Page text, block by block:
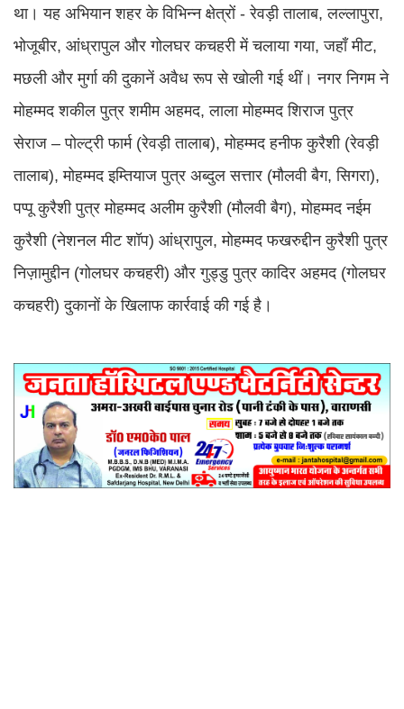
था। यह अभियान शहर के विभिन्न क्षेत्रों - रेवड़ी तालाब, लल्लापुरा,
भोजूबीर, आंध्रापुल और गोलघर कचहरी में चलाया गया, जहाँ मीट,
मछली और मुर्गा की दुकानें अवैध रूप से खोली गई थीं। नगर निगम ने
मोहम्मद शकील पुत्र शमीम अहमद, लाला मोहम्मद शिराज पुत्र
सेराज – पोल्ट्री फार्म (रेवड़ी तालाब), मोहम्मद हनीफ कुरैशी (रेवड़ी
तालाब), मोहम्मद इम्तियाज पुत्र अब्दुल सत्तार (मौलवी बैग, सिगरा),
पप्पू कुरैशी पुत्र मोहम्मद अलीम कुरैशी (मौलवी बैग), मोहम्मद नईम
कुरैशी (नेशनल मीट शॉप) आंध्रापुल, मोहम्मद फखरुद्दीन कुरैशी पुत्र
निज़ामुद्दीन (गोलघर कचहरी) और गुड्डु पुत्र कादिर अहमद (गोलघर
कचहरी) दुकानों के खिलाफ कार्रवाई की गई है।